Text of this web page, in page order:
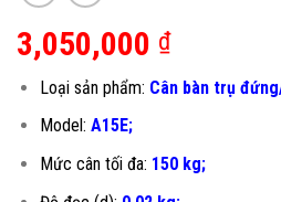
3,050,000 ₫
Loại sản phẩm: Cân bàn trụ
Model: A15E;
Mức cân tối đa: 150 kg;